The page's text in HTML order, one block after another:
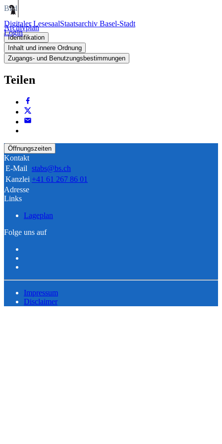
Digitaler LesesaalStaatsarchiv Basel-Stadt
Login
Bild
Archivplan
Identifikation
Inhalt und innere Ordnung
Zugangs- und Benutzungsbestimmungen
Teilen
Öffnungszeiten
Kontakt
E-Mail stabs@bs.ch
Kanzlei +41 61 267 86 01
Adresse
Links
Lageplan
Folge uns auf
Impressum
Disclaimer